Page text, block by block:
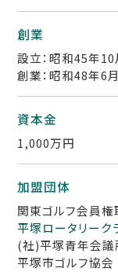
創業
設立：昭和45年10
創業：昭和48年6
資本金
1,000万円
加盟団体
関東ゴルフ会員
平塚ロータリーク
(社)平塚青年会
平塚市ゴルフ協